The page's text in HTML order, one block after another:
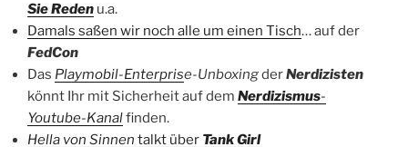
Sie Reden u.a.
Damals saßen wir noch alle um einen Tisch… auf der
FedCon
Das Playmobil-Enterprise-UnboxingderNerdizisten
könnt Ihr mit Sicherheit auf dem Nerdizismus-
Youtube-Kanalfinden.
Hella von Sinnen talkt über Tank Girl